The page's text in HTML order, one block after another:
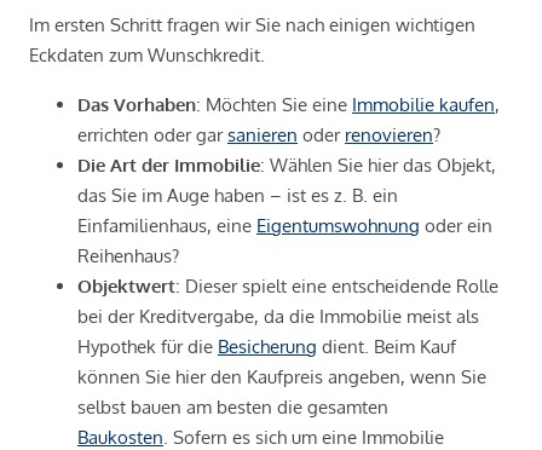
Im ersten Schritt fragen wir Sie nach einigen wichtigen
Eckdaten zum Wunschkredit.
Das Vorhaben: Möchten Sie eine Immobilie kaufen,
errichten oder garsanieren oder renovieren?
Die Art der Immobilie: Wählen Sie hier das Objekt,
das Sie im Auge haben – ist es z. B. ein
Einfamilienhaus, eine Eigentumswohnung oder ein
Reihenhaus?
Objektwert: Dieser spielt eine entscheidende Rolle
bei der Kreditvergabe, da die Immobilie meist als
Hypothek für die Besicherung dient. Beim Kauf
können Sie hier den Kaufpreis angeben, wenn Sie
selbst bauen am besten die gesamten
Baukosten . Sofern es sich um eine Immobilie